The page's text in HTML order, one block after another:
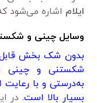
ایلام اشاره می‌شود
وسایل چینی و
بدون شک بخش
شکستنی و چینی
به‌درستی و با
بسیار بالا است.در